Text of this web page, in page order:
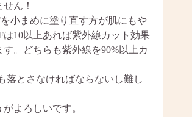
ん！
小まめに塗り直す方が肌にもや
10以上あれば紫外線カット効果
。どちらも紫外線を90%以上カ
落とさなければならないし難し
よろしいです。